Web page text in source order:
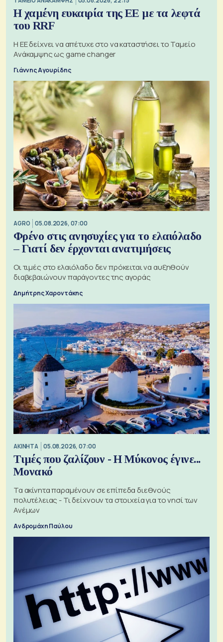
Η χαμένη ευκαιρία της ΕΕ με τα λεφτά
του RRF
Η ΕΕ δείχνει να απέτυχε στο να καταστήσει το Ταμείο
Ανάκαμψης ως game changer
Γιάννης Αγουρίδης
AGRO 05.08.2026, 07:00
Φρένο στις ανησυχίες για το ελαιόλαδο
– Γιατί δεν έρχονται ανατιμήσεις
Οι τιμές στο ελαιόλαδο δεν πρόκειται να αυξηθούν
διαβεβαιώνουν παράγοντες της αγοράς
Δημήτρης Χαροντάκης
ΑΚΙΝΗΤΑ 05.08.2026, 07:00
Τιμές που ζαλίζουν - Η Μύκονος έγινε...
Μονακό
Τα ακίνητα παραμένουν σε επίπεδα διεθνούς
πολυτέλειας - Τι δείχνουν τα στοιχεία για το νησί των
Ανέμων
Ανδρομάχη Παύλου